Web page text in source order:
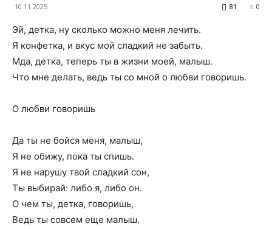
10.11.2025 0
81
Эй, детка, ну сколько можно меня лечить.
Я конфетка, и вкус мой сладкий не забыть.
Мда, детка, теперь ты в жизни моей, малыш.
Что мне делать, ведь ты со мной о любви говоришь.
О любви говоришь
Да ты не бойся меня, малыш,
Я не обижу, пока ты спишь.
Я не нарушу твой сладкий сон,
Ты выбирай: либо я, либо он.
О чем ты, детка, говоришь,
Ведь ты совсем еще малыш.